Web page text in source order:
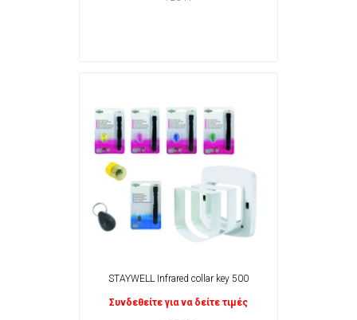
STAYWELL Infrared collar key 500
Συνδεθείτε για να δείτε τιμές